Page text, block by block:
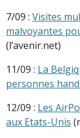
7/09 : Visites
malvoyantes
(l’avenir.net)
11/09 : La
personnes
12/09 : Les
aux Etats-Unis